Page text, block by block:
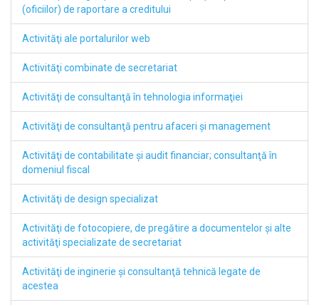
(oficiilor) de raportare a creditului
Activităţi ale portalurilor web
Activităţi combinate de secretariat
Activităţi de consultanţă în tehnologia informaţiei
Activităţi de consultanţă pentru afaceri şi management
Activităţi de contabilitate şi audit financiar; consultanţă în
domeniul fiscal
Activităţi de design specializat
Activităţi de fotocopiere, de pregătire a documentelor şi alte
activităţi specializate de secretariat
Activităţi de inginerie şi consultanţă tehnică legate de
acestea